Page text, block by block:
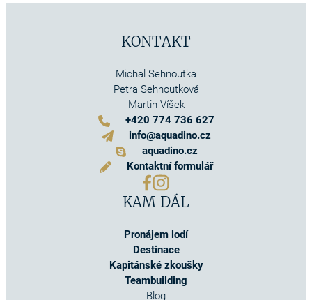
KONTAKT
Michal Sehnoutka
Petra Sehnoutková
Martin Víšek
+420 774 736 627
info@aquadino.cz
aquadino.cz
Kontaktní formulář
KAM DÁL
Pronájem lodí
Destinace
Kapitánské zkoušky
Teambuilding
Blog